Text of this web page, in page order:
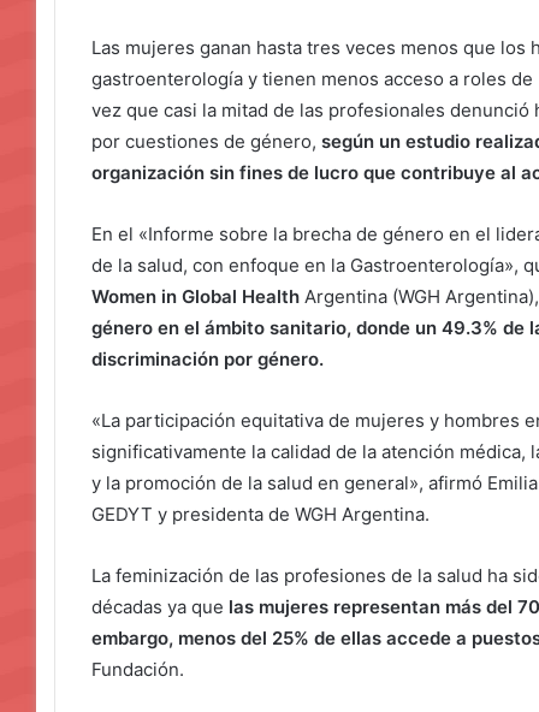
Las mujeres ganan hasta tres veces menos que los
gastroenterología y tienen menos acceso a roles
vez que casi la mitad de las profesionales
por cuestiones de género, según un estudio
organización sin fines de lucro que contribuye al
En el «Informe sobre la brecha de género en el
de la salud, con enfoque en la Gastroenterología»,
Women in Global Health Argentina (WGH
género en el ámbito sanitario, donde un 49.3% de
discriminación por género.
«La participación equitativa de mujeres y hombres
significativamente la calidad de la atención
y la promoción de la salud en general», afirmó
GEDYT y presidenta de WGH Argentina.
La feminización de las profesiones de la salud ha
décadas ya que las mujeres representan más del
embargo, menos del 25% de ellas accede a
Fundación.